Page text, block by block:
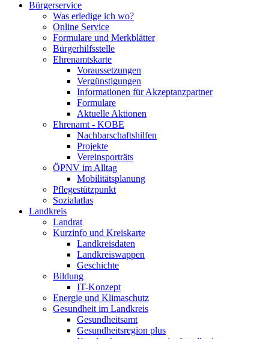
Bürgerservice
Was erledige ich wo?
Online Service
Formulare und Merkblätter
Bürgerhilfsstelle
Ehrenamtskarte
Voraussetzungen
Vergünstigungen
Informationen für Akzeptanzpartner
Formulare
Aktuelle Aktionen
Ehrenamt - KOBE
Nachbarschaftshilfen
Projekte
Vereinsporträts
ÖPNV im Alltag
Mobilitätsplanung
Pflegestützpunkt
Sozialatlas
Landkreis
Landrat
Kurzinfo und Kreiskarte
Landkreisdaten
Landkreiswappen
Geschichte
Bildung
IT-Konzept
Energie und Klimaschutz
Gesundheit im Landkreis
Gesundheitsamt
Gesundheitsregion plus